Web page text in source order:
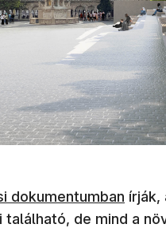
meg)
dokumentumban írják,
de mind a